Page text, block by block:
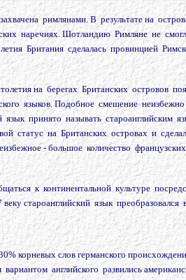
римлянами. В результате на
наречиях. Шотландию Римляне не
Британия сделалась провинцией
на берегах Британских островов
языков. Подобное смешение
принято называть
статус на Британских островах и
- большое количество
к континентальной культуре
староанглийский язык преобразовался
слов германского
английского развились